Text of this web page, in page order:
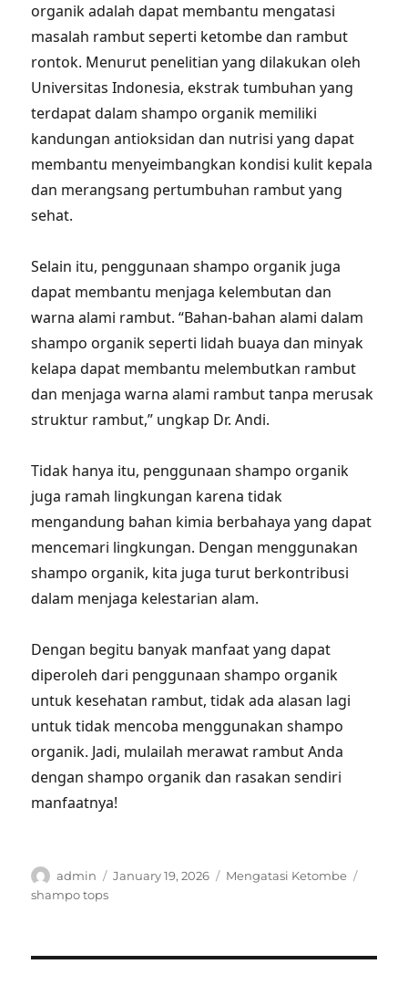
organik adalah dapat membantu mengatasi
masalah rambut seperti ketombe dan rambut
rontok. Menurut penelitian yang dilakukan oleh
Universitas Indonesia, ekstrak tumbuhan yang
terdapat dalam shampo organik memiliki
kandungan antioksidan dan nutrisi yang dapat
membantu menyeimbangkan kondisi kulit kepala
dan merangsang pertumbuhan rambut yang
sehat.
Selain itu, penggunaan shampo organik juga
dapat membantu menjaga kelembutan dan
warna alami rambut. “Bahan-bahan alami dalam
shampo organik seperti lidah buaya dan minyak
kelapa dapat membantu melembutkan rambut
dan menjaga warna alami rambut tanpa merusak
struktur rambut,” ungkap Dr. Andi.
Tidak hanya itu, penggunaan shampo organik
juga ramah lingkungan karena tidak
mengandung bahan kimia berbahaya yang dapat
mencemari lingkungan. Dengan menggunakan
shampo organik, kita juga turut berkontribusi
dalam menjaga kelestarian alam.
Dengan begitu banyak manfaat yang dapat
diperoleh dari penggunaan shampo organik
untuk kesehatan rambut, tidak ada alasan lagi
untuk tidak mencoba menggunakan shampo
organik. Jadi, mulailah merawat rambut Anda
dengan shampo organik dan rasakan sendiri
manfaatnya!
Author
admin
Posted
January 19, 2026 Categories
Mengatasi Ketombe
shampo tops